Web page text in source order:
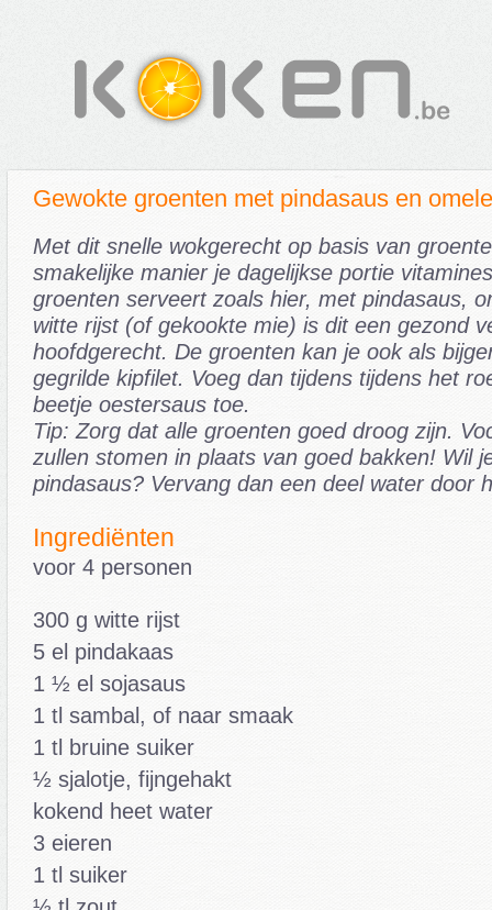
Gewokte groenten met pindasaus en
Met dit snelle wokgerecht op basis van
smakelijke manier je dagelijkse portie
groenten serveert zoals hier, met pindasaus,
witte rijst (of gekookte mie) is dit een gezond
hoofdgerecht. De groenten kan je ook als
gegrilde kipfilet. Voeg dan tijdens tijdens het
beetje oestersaus toe.
Tip: Zorg dat alle groenten goed droog zijn.
zullen stomen in plaats van goed bakken! Wil
pindasaus? Vervang dan een deel water door
Ingrediënten
voor 4 personen
300 g witte rijst
5 el pindakaas
1 ½ el sojasaus
1 tl sambal, of naar smaak
1 tl bruine suiker
½ sjalotje, fijngehakt
kokend heet water
3 eieren
1 tl suiker